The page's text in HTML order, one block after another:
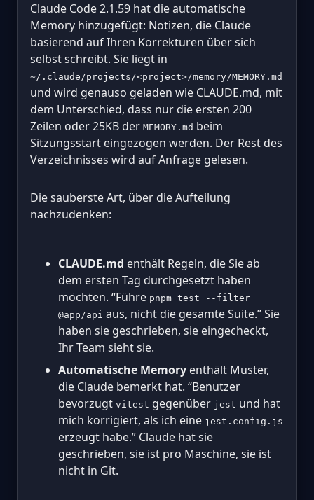
Claude Code 2.1.59 hat die automatische
Memory hinzugefügt: Notizen, die Claude
basierend auf Ihren Korrekturen über sich
selbst schreibt. Sie liegt in
~/.claude/projects/<project>/memory/MEMORY.md
und wird genauso geladen wie CLAUDE.md, mit
dem Unterschied, dass nur die ersten 200
Zeilen oder 25KB der MEMORY.md beim
Sitzungsstart eingezogen werden. Der Rest des
Verzeichnisses wird auf Anfrage gelesen.
Die sauberste Art, über die Aufteilung
nachzudenken:
CLAUDE.md enthält Regeln, die Sie ab
dem ersten Tag durchgesetzt haben
möchten. “Führe pnpm test --filter
@app/api aus, nicht die gesamte Suite.” Sie
haben sie geschrieben, sie eingecheckt,
Ihr Team sieht sie.
Automatische Memory enthält Muster,
die Claude bemerkt hat. “Benutzer
bevorzugt vitest gegenüber jest und hat
mich korrigiert, als ich eine jest.config.js
erzeugt habe.” Claude hat sie
geschrieben, sie ist pro Maschine, sie ist
nicht in Git.